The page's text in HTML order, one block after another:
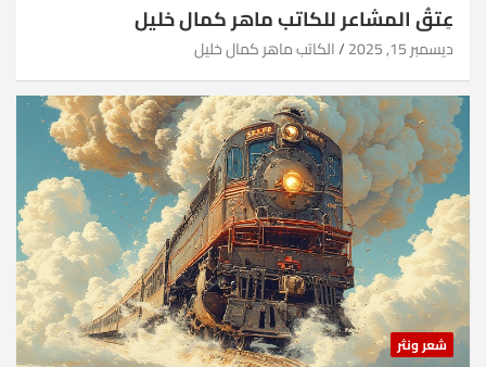
عِتقُ المشاعر للكاتب ماهر كمال خليل
ديسمبر 15, 2025 الكاتب ماهر كمال خليل
شعر ونثر